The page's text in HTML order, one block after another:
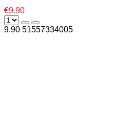
€9.90
9.90 51557334005